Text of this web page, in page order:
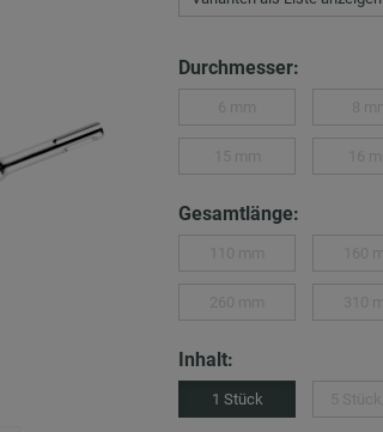
Durchmesser:
Gesamtlänge:
Inhalt:
1 Stück